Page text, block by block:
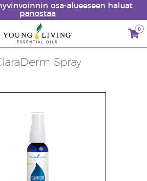
osa-alueeseen haluat
panostaa
0
Spray